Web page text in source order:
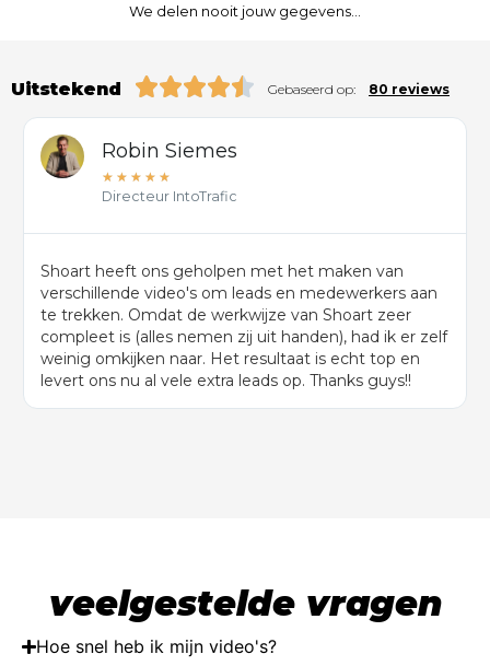
We delen nooit jouw gegevens...
Uitstekend Gebaseerd op: 80 reviews
Robin Siemes
★ ★ ★ ★ ★
Directeur IntoTrafic
Shoart heeft ons geholpen met het maken van
verschillende video's om leads en medewerkers aan
te trekken. Omdat de werkwijze van Shoart zeer
compleet is (alles nemen zij uit handen), had ik er zelf
weinig omkijken naar. Het resultaat is echt top en
levert ons nu al vele extra leads op. Thanks guys!!
veelgestelde vragen
Hoe snel heb ik mijn video's?